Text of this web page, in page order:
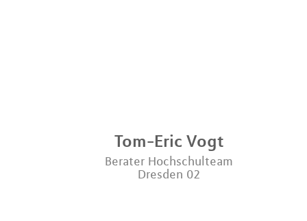
Tom-Eric Vogt
Berater Hochschulteam
Dresden 02